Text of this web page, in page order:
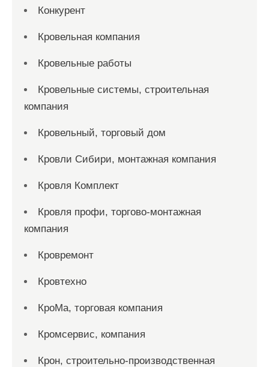
Конкурент
Кровельная компания
Кровельные работы
Кровельные системы, строительная
компания
Кровельный, торговый дом
Кровли Сибири, монтажная компания
Кровля Комплект
Кровля профи, торгово-монтажная
компания
Кровремонт
Кровтехно
КроМа, торговая компания
Кромсервис, компания
Крон, строительно-производственная